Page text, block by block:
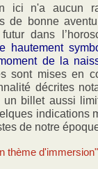
ici n'a aucun
de bonne
dans
hautement
de la
sont mises en
décrites
un billet aussi
indications
de notre
thème d'immersion"